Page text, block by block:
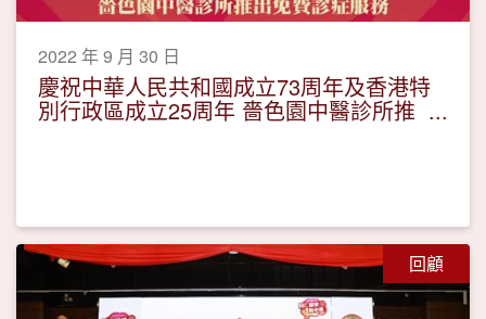
2022 年 9 月 30 日
慶祝中華人民共和國成立73周年及香港特
別行政區成立25周年 嗇色園中醫診所推
回顧